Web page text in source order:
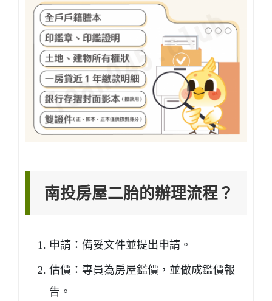
南投房屋二胎的辦理流程？
申請：備妥文件並提出申請。
估價：專員為房屋鑑價，並做成鑑價報
告。